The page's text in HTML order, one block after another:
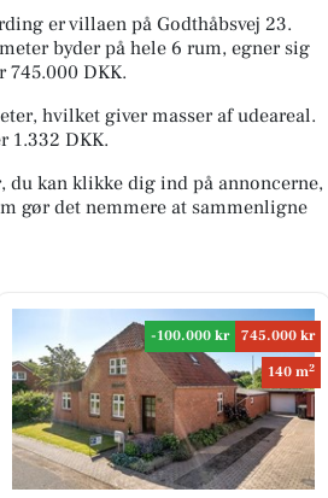
er villaen på Godthåbsvej 23.
byder på hele 6 rum, egner sig
DKK.
hvilket giver masser af udeareal.
1.332 DKK.
du kan klikke dig ind på annoncerne,
gør det nemmere at sammenligne
-100.000 kr
745.000 kr
140 m2